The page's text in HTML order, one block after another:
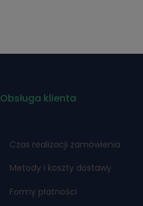
Obsługa klienta
Czas realizacji zamówienia
Metody i koszty dostawy
Formy płatności